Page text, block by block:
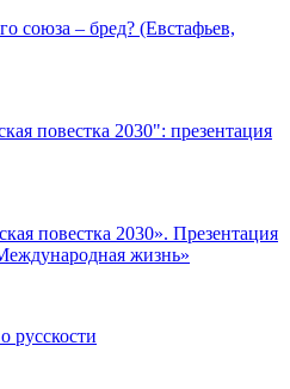
союза – бред? (Евстафьев,
повестка 2030": презентация
повестка 2030». Презентация
жизнь»
русскости